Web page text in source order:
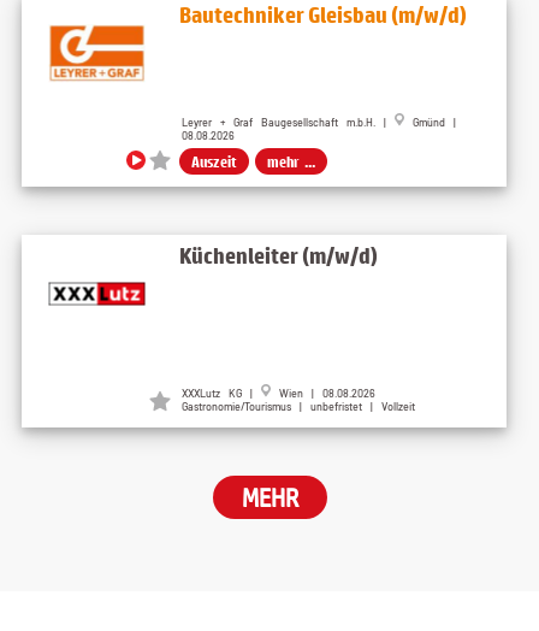
Bautechniker Gleisbau (m/w/d)
Leyrer + Graf Baugesellschaft m.b.H. |
Gmünd |
08.08.2026
Auszeit mehr ...
Küchenleiter (m/w/d)
XXXLutz KG | Wien | 08.08.2026
Gastronomie/Tourismus | unbefristet | Vollzeit
MEHR